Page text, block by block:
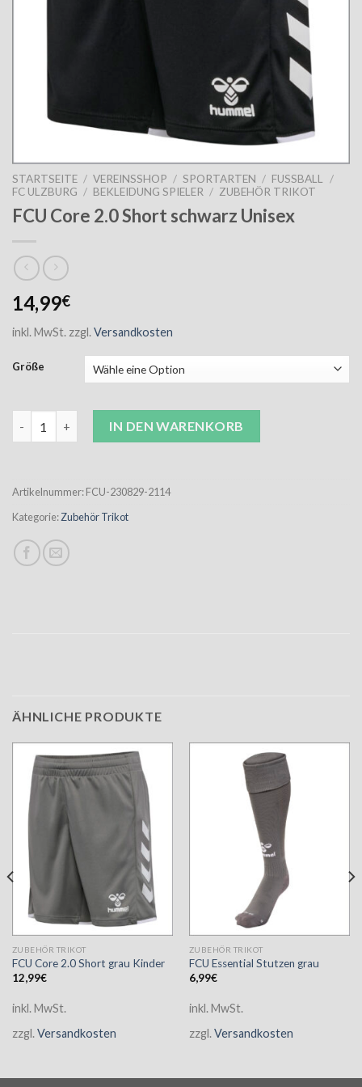
STARTSEITE / VEREINSSHOP / SPORTARTEN / FUSSBALL
/
FC ULZBURG / BEKLEIDUNG SPIELER / ZUBEHÖR TRIKOT
FCU Core 2.0 Short schwarz Unisex
14,99€
inkl. MwSt. zzgl. Versandkosten
Größe
IN DEN WARENKORB
Artikelnummer:FCU-230829-2114
Kategorie:Zubehör Trikot
ÄHNLICHE PRODUKTE
ZUBEHÖR TRIKOT
FCU Core 2.0 Short grau Kinder
12,99€
inkl. MwSt.
zzgl. Versandkosten
ZUBEHÖR TRIKOT
FCU Essential Stutzen grau
6,99€
inkl. MwSt.
zzgl. Versandkosten